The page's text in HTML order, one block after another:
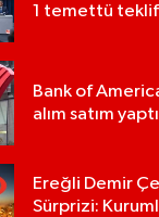
1 temettü
Bank of
alım satım
Ereğli Demir
Sürprizi: